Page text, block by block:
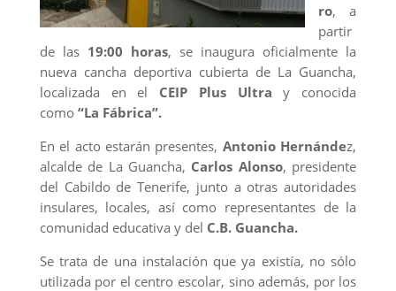
ro, a
partir
de las19:00 horas, se inaugura oficialmente la
nueva cancha deportiva cubierta de La Guancha,
localizada en el CEIP Plus Ultra y conocida
como “La Fábrica”.
En el acto estarán presentes, Antonio Hernández,
alcalde de La Guancha, Carlos Alonso, presidente
del Cabildo de Tenerife, junto a otras autoridades
insulares, locales, así como representantes de la
comunidad educativa y del C.B. Guancha.
Se trata de una instalación que ya existía, no sólo
utilizada por el centro escolar, sino además, por los